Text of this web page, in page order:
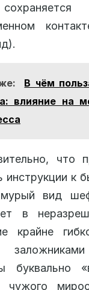
В чём
влияние на
что
к
вид
в
крайне
буквально
чужого